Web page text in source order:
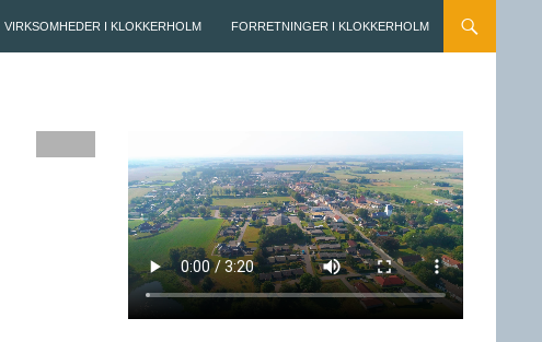
VIRKSOMHEDER I KLOKKERHOLM FORRETNINGER I KLOKKERHOLM